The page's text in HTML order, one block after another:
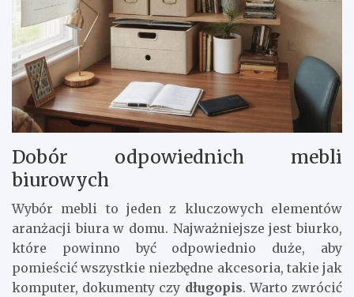
Dobór odpowiednich mebli
biurowych
Wybór mebli to jeden z kluczowych elementów
aranżacji biura w domu. Najważniejsze jest biurko,
które powinno być odpowiednio duże, aby
pomieścić wszystkie niezbędne akcesoria, takie jak
komputer, dokumenty czy długopis. Warto zwrócić